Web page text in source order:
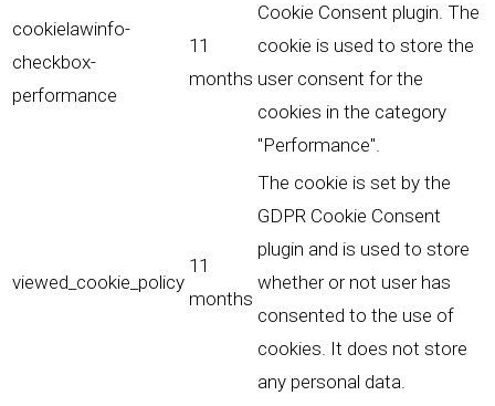
cookielawinfo-
checkbox-
performance
11
months
Cookie Consent plugin. The
cookie is used to store the
user consent for the
cookies in the category
"Performance".
viewed_cookie_policy
11
months
The cookie is set by the
GDPR Cookie Consent
plugin and is used to store
whether or not user has
consented to the use of
cookies. It does not store
any personal data.